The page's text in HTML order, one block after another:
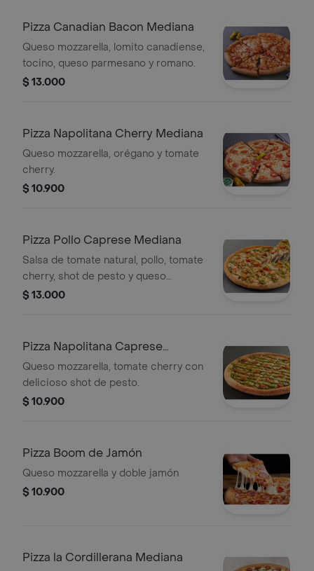
Pizza Canadian Bacon Mediana
Queso mozzarella, lomito canadiense,
tocino, queso parmesano y romano.
$ 13.000
Pizza Napolitana Cherry Mediana
Queso mozzarella, orégano y tomate
cherry.
$ 10.900
Pizza Pollo Caprese Mediana
Salsa de tomate natural, pollo, tomate
cherry, shot de pesto y queso
mozzarella.
$ 13.000
Pizza Napolitana Caprese
Mediana
Queso mozzarella, tomate cherry con
delicioso shot de pesto.
$ 10.900
Pizza Boom de Jamón
Queso mozzarella y doble jamón
$ 10.900
Pizza la Cordillerana Mediana